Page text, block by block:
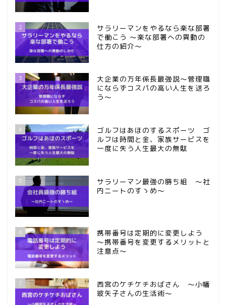
2
サラリーマンをやるなら楽な部署
で働こう ～楽な部署への異動の
仕方の紹介～
3
大企業の万年係長最強説～管理職
にならずコスパの高い人生を送ろ
う～
4
ゴルフはあほのするスポーツ ゴ
ルフは時間と金、家族サービスを
一度に失う人生最大の無駄
5
サラリーマン最強の勝ち組 ～社
内ニートのすゝめ～
6
携帯番号は定期的に変更しよう
～携帯番号を変更するメリットと
注意点～
7
西宮のケチケチおばさん ～小幡
玻矢子さんの生活術～